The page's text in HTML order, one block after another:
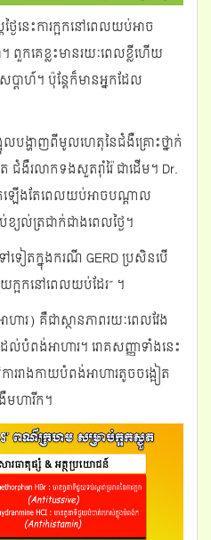
ងៃនេះការក្អកនៅពេលយប់អាច
ពួកគេខ្លះមានរយៈពេលខ្លីហើយ
តាហ៍។ ប៉ុន្តែក៏មានអ្នកដែល
លបង្ហាញពីមូលហេតុនៃជំងឺគ្រោះថ្នាក់
រលាកទងសួតរ៉ាំរ៉ៃ ជាដើម។ Dr.
តឡើងតែពេលយប់អាចបណ្តាល
ល់ត្រជាក់ជាងពេលថ្ងៃ។
ៅទៀតក្នុងករណី GERD ប្រសិនបើ
ក្អកនៅពេលយប់ដែរ” ។
ារ) គឺជាស្ថានភាពរយៈពេលវែង
បំពង់អាហារ។ រោគសញ្ញាទាំងនេះ
រាងកាយបំពង់អាហារតូចចង្អៀត
ងឺមហារីក។